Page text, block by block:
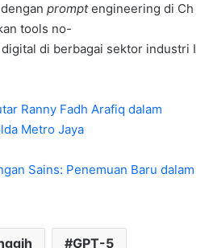
promptengineering di Ch
tools no-
di berbagai sektor industri I
Ranny Fadh Arafiq dalam
Metro Jaya
Sains: Penemuan Baru dalam
GPT-5